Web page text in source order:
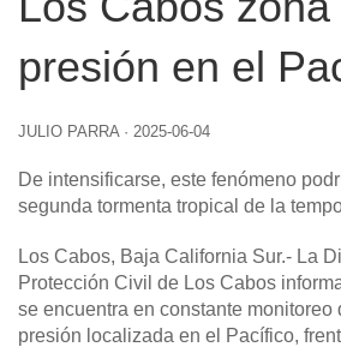
presión en el
JULIO PARRA · 2025-06-04
De intensificarse, este fenómeno
segunda tormenta tropical de la
Los Cabos, Baja California Sur.- La
Protección Civil de Los Cabos
se encuentra en constante monitoreo
presión localizada en el Pacífico,